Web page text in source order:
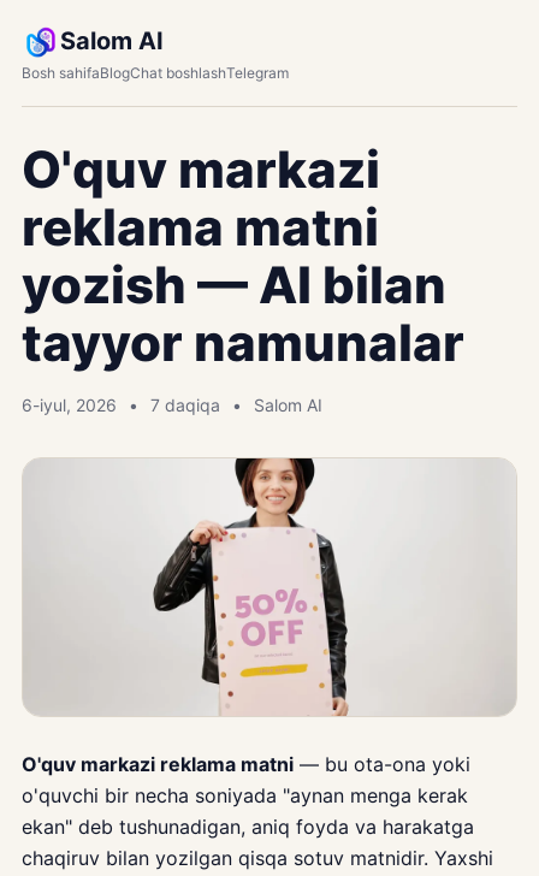
Salom AI
Bosh sahifaBlogChat boshlashTelegram
O'quv markazi
reklama matni
yozish — AI bilan
tayyor namunalar
6-iyul, 2026 7 daqiqa Salom AI
O'quv markazi reklama matni — bu ota-ona yoki
o'quvchi bir necha soniyada "aynan menga kerak
ekan" deb tushunadigan, aniq foyda va harakatga
chaqiruv bilan yozilgan qisqa sotuv matnidir. Yaxshi